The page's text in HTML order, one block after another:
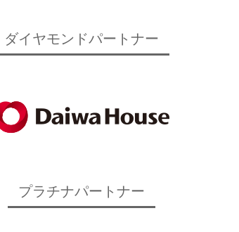
ダイヤモンドパートナー
プラチナパートナー